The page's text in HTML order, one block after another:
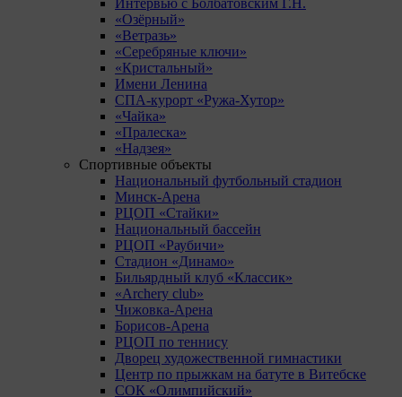
Интервью с Болбатовским Г.Н.
«Озёрный»
«Ветразь»
«Серебряные ключи»
«Кристальный»
Имени Ленина
СПА-курорт «Ружа-Хутор»
«Чайка»
«Пралеска»
«Надзея»
Спортивные объекты
Национальный футбольный стадион
Минск-Арена
РЦОП «Стайки»
Национальный бассейн
РЦОП «Раубичи»
Стадион «Динамо»
Бильярдный клуб «Классик»
«Archery club»
Чижовка-Арена
Борисов-Арена
РЦОП по теннису
Дворец художественной гимнастики
Центр по прыжкам на батуте в Витебске
СОК «Олимпийский»